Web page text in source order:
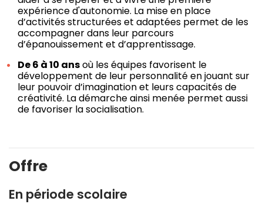
expérience d'autonomie. La mise en place
d’activités structurées et adaptées permet de les
accompagner dans leur parcours
d’épanouissement et d’apprentissage.
De 6 à 10 ansoù les équipes favorisent le
développement de leur personnalité en jouant sur
leur pouvoir d’imagination et leurs capacités de
créativité. La démarche ainsi menée permet aussi
de favoriser la socialisation.
Offre
En période scolaire